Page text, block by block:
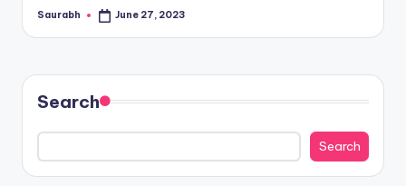
Posted
Saurabh June 27, 2023
Search
Search